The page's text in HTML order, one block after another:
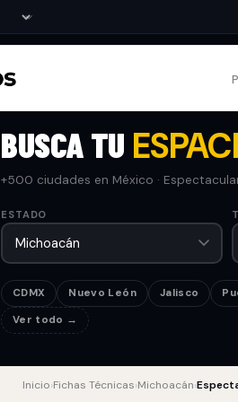
BUSCA TU
+500 ciudades en México ·
ESTADO
CDMX Nuevo León Jalisco
Ver todo →
Inicio›Fichas Técnicas›Michoacán›